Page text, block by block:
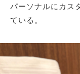
パーソナルにカス
ている。